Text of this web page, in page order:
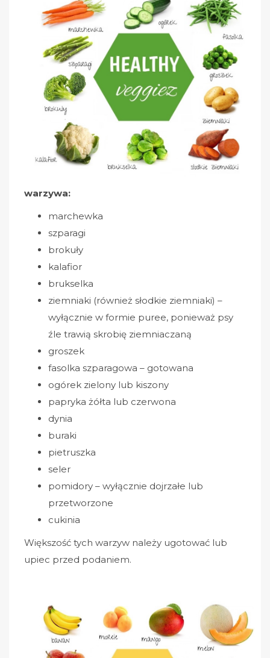
warzywa:
marchewka
szparagi
brokuły
kalafior
brukselka
ziemniaki (również słodkie ziemniaki) –
wyłącznie w formie puree, ponieważ psy
źle trawią skrobię ziemniaczaną
groszek
fasolka szparagowa – gotowana
ogórek zielony lub kiszony
papryka żółta lub czerwona
dynia
buraki
pietruszka
seler
pomidory – wyłącznie dojrzałe lub
przetworzone
cukinia
Większość tych warzyw należy ugotować lub
upiec przed podaniem.